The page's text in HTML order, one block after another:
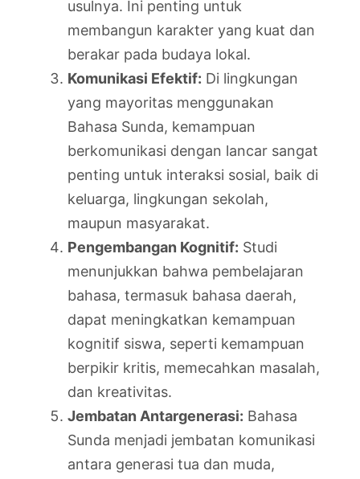
usulnya. Ini penting untuk
membangun karakter yang kuat dan
berakar pada budaya lokal.
Komunikasi Efektif: Di lingkungan
yang mayoritas menggunakan
Bahasa Sunda, kemampuan
berkomunikasi dengan lancar sangat
penting untuk interaksi sosial, baik di
keluarga, lingkungan sekolah,
maupun masyarakat.
Pengembangan Kognitif: Studi
menunjukkan bahwa pembelajaran
bahasa, termasuk bahasa daerah,
dapat meningkatkan kemampuan
kognitif siswa, seperti kemampuan
berpikir kritis, memecahkan masalah,
dan kreativitas.
Jembatan Antargenerasi: Bahasa
Sunda menjadi jembatan komunikasi
antara generasi tua dan muda,